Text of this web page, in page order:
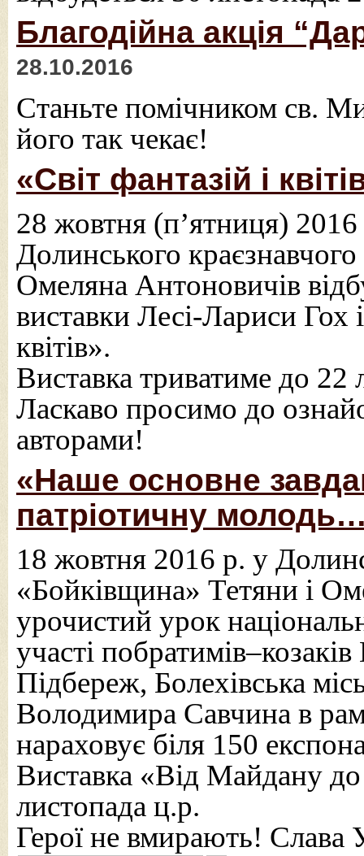
Благодійна акція
28.10.2016
Станьте помічником св.
його так чекає!
«Світ фантазій і
28 жовтня (п’ятниця)
Долинського
Омеляна Антоновичів
виставки Лесі-Лариси Гох
квітів».
Виставка триватиме до 22
Ласкаво просимо до
авторами!
«Наше основне
патріотичну
18 жовтня 2016 р. у
«Бойківщина» Тетяни і
урочистий урок
участі
Підбереж, Болехівська
Володимира Савчина в
нараховує біля 150
Виставка «Від Майдану
листопада ц.р.
Герої не вмирають! Слава